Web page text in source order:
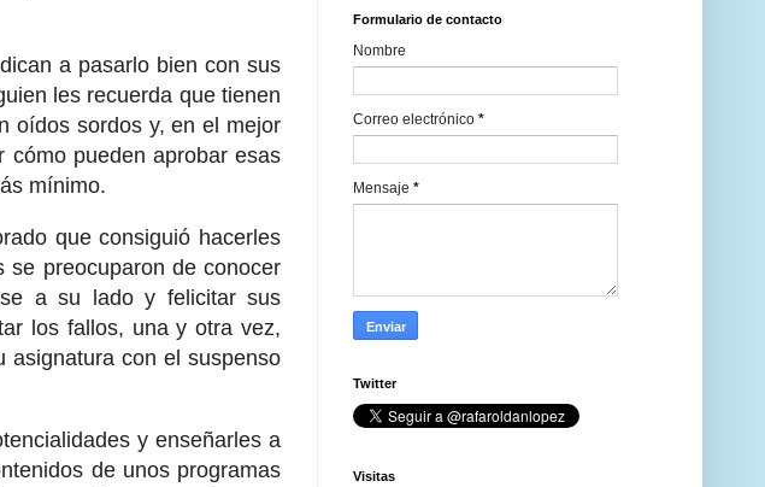
a pasarlo bien con sus
les recuerda que tienen
oídos sordos y, en el mejor
pueden aprobar esas
mínimo.
que consiguió hacerles
se preocuparon de conocer
a su lado y felicitar sus
los fallos, una y otra vez,
asignatura con el suspenso
y enseñarles a
de unos programas
Formulario de contacto
Nombre
Correo electrónico *
Mensaje *
Twitter
Visitas